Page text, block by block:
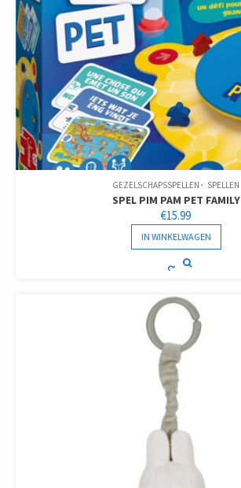
GEZELSCHAPSSPELLEN SPELLEN
SPEL PIM PAM PET FAMILY
€15.99
IN WINKELWAGEN